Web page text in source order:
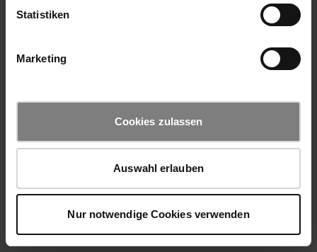
Statistiken
Marketing
Cookies zulassen
Auswahl erlauben
Nur notwendige Cookies verwenden